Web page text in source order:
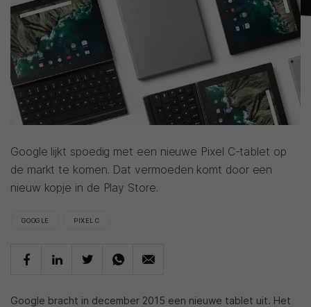
Google lijkt spoedig met een nieuwe Pixel C-tablet op
de markt te komen. Dat vermoeden komt door een
nieuw kopje in de Play Store.
GOOGLE PIXEL C
Google bracht in december 2015 een nieuwe tablet uit. Het